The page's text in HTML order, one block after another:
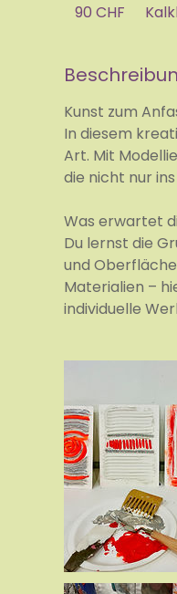
Schweizer
Franken
90 CHF
Kunst zum
In diesem
Art. Mit
die nicht nur
Was erwartet
Du lernst die
und
Materialien –
individuelle